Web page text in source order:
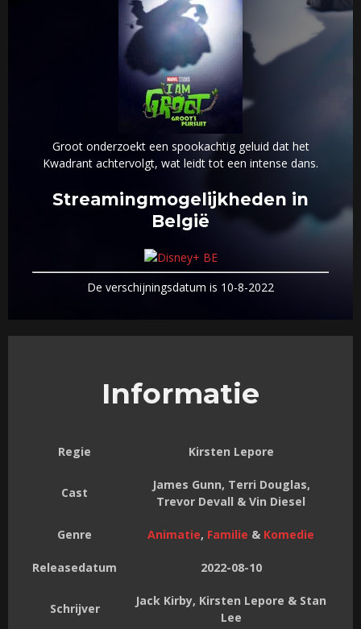
Groot onderzoekt een spookachtig geluid dat het
Kwadrant achtervolgt, wat leidt tot een intense dans.
Streamingmogelijkheden in
België
De verschijningsdatum is 10-8-2022
Informatie
Regie Kirsten Lepore
Cast
James Gunn, Terri Douglas,
Trevor Devall & Vin Diesel
Genre Animatie, Familie & Komedie
Releasedatum 2022-08-10
Schrijver
Jack Kirby, Kirsten Lepore & Stan
Lee